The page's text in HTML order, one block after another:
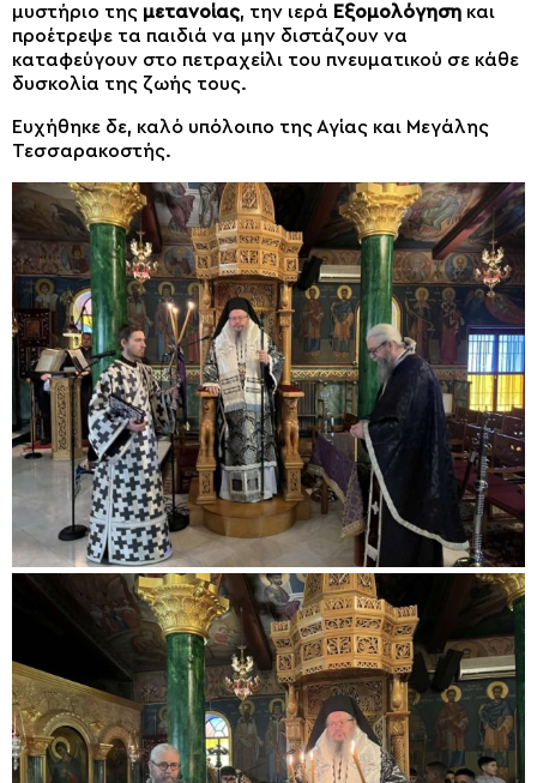
μυστήριο της μετανοίας, την ιερά Εξομολόγηση και
προέτρεψε τα παιδιά να μην διστάζουν να
καταφεύγουν στο πετραχείλι του πνευματικού σε κάθε
δυσκολία της ζωής τους.
Ευχήθηκε δε, καλό υπόλοιπο της Αγίας και Μεγάλης
Τεσσαρακοστής.